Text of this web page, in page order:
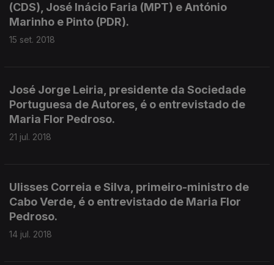
(CDS), José Inácio Faria (MPT) e António
Marinho e Pinto (PDR).
15 set. 2018
José Jorge Leiria, presidente da Sociedade
Portuguesa de Autores, é o entrevistado de
Maria Flor Pedroso.
21 jul. 2018
Ulisses Correia e Silva, primeiro-ministro de
Cabo Verde, é o entrevistado de Maria Flor
Pedroso.
14 jul. 2018